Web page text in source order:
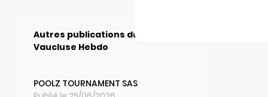
Autres publications du journal
Vaucluse Hebdo
POOLZ TOURNAMENT SAS